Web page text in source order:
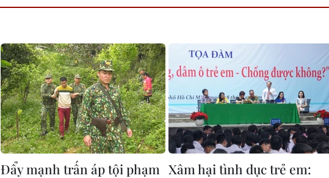
Đẩy mạnh trấn áp tội phạm Xâm hại tình dục trẻ em: